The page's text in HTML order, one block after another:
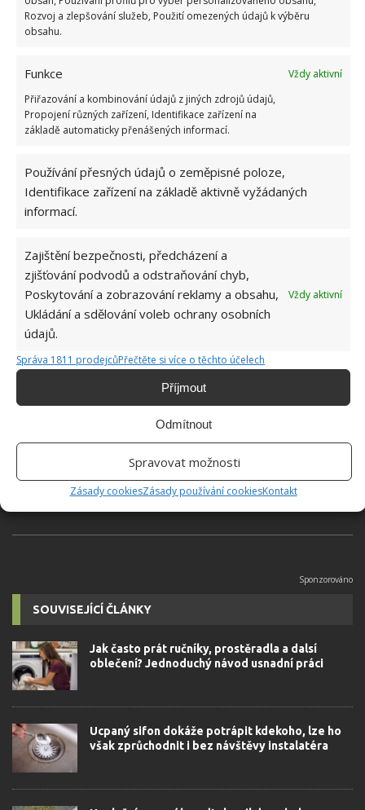
Rozvoj a zlepšování služeb, Použití omezených údajů k výběru
obsahu.
Funkce
Vždy aktivní
Přiřazování a kombinování údajů z jiných zdrojů údajů,
Propojení různých zařízení, Identifikace zařízení na
základě automaticky přenášených informací.
Používání přesných údajů o zeměpisné poloze,
Identifikace zařízení na základě aktivně vyžádaných
informací.
Zajištění bezpečnosti, předcházení a
zjišťování podvodů a odstraňování chyb,
Poskytování a zobrazování reklamy a obsahu,
Ukládání a sdělování voleb ochrany osobních
údajů.
Vždy aktivní
Správa 1811 prodejcůPřečtěte si více o těchto účelech
Příjmout
Odmítnout
Spravovat možnosti
Zásady cookiesZásady používání cookiesKontakt
BĚLENÍ
Hana Musilová
Do redakce Bydlimeutulne.cz se
přidala během svých studií a práce
redaktorky ji tak nadchla, že se
rozhodla zůstat. Její v...[Více o
autorovi]
SOUVISEJÍCÍ ČLÁNKY
Jak často prát ručníky, prostěradla a dalsí
oblečení? Jednoduchý návod usnadní práci
Ucpaný sifon dokáže potrápit kdekoho, lze ho
však zprůchodnit i bez návštěvy instalatéra